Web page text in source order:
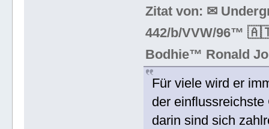
Zitat von: ✉
442/b/VVW/96™
Bodhie™ Ronald
Für viele wird er
der
darin sind sich